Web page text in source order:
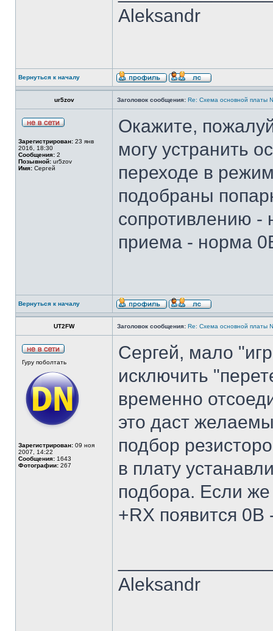
Aleksandr
Вернуться к началу
ur5zov Заголовок сообщения: Re: Cхема основной платы
Зарегистрирован: 23 янв
2016, 18:30
Сообщения: 2
Позывной: ur5zov
Имя: Сергей
Окажите,
могу устранить
переходе в
подобраны
сопротивлению -
приема - норма
Вернуться к началу
UT2FW Заголовок сообщения: Re: Cхема основной платы
Гуру поболтать
Зарегистрирован: 09 ноя
2007, 14:22
Сообщения: 1643
Фотографии: 267
Сергей, мало
исключить
временно
это даст
подбор
в плату
подбора. Если
+RX появится 0В
Aleksandr